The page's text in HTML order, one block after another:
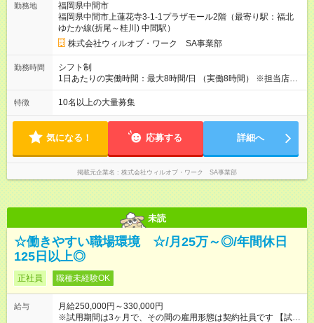
万円×12か月＋賞与＋各種手当） 320万円／22歳（月給22万円
×12か月＋賞与＋各種手当） 【試用期間】試用期間あり 試用期
間の長さ：2ヶ月 雇用形態、給与は本採用時と同じです。
勤務地
福岡県中間市
福岡県中間市上蓮花寺3-1-1プラザモール2階（最寄り駅：福北
ゆたか線(折尾～桂川) 中間駅）
株式会社ウィルオブ・ワーク SA事業部
勤務時間
シフト制
1日あたりの実働時間：最大8時間/日 （実働8時間） ※担当店舗
により異なります。 ※現場では余裕のあるシフトが組めるの
で、1ヶ月の残業は月平均9.3時間と少なめ。定時退勤できる日
特徴 10名以上の大量募集
気になる！ 応募する 詳細へ
掲載元企業名 株式会社ウィルオブ・ワーク SA事業部
未読
☆働きやすい職場環境 ☆/月25万～◎/年間休日
125日以上◎
正社員 職種未経験OK
給与
月給250,000円～330,000円
※試用期間は3ヶ月で、その間の雇用形態は契約社員です 【試用